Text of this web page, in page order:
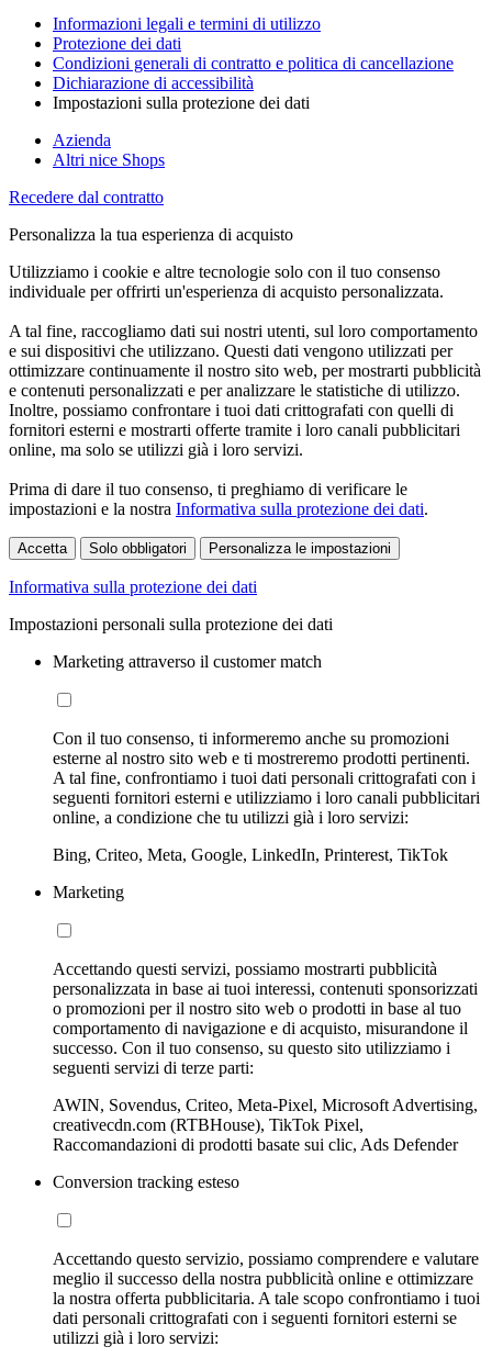
Informazioni legali e termini di utilizzo
Protezione dei dati
Condizioni generali di contratto e politica di cancellazione
Dichiarazione di accessibilità
Impostazioni sulla protezione dei dati
Azienda
Altri nice Shops
Recedere dal contratto
Personalizza la tua esperienza di acquisto
Utilizziamo i cookie e altre tecnologie solo con il tuo consenso
individuale per offrirti un'esperienza di acquisto personalizzata.
A tal fine, raccogliamo dati sui nostri utenti, sul loro comportamento
e sui dispositivi che utilizzano. Questi dati vengono utilizzati per
ottimizzare continuamente il nostro sito web, per mostrarti pubblicità
e contenuti personalizzati e per analizzare le statistiche di utilizzo.
Inoltre, possiamo confrontare i tuoi dati crittografati con quelli di
fornitori esterni e mostrarti offerte tramite i loro canali pubblicitari
online, ma solo se utilizzi già i loro servizi.
Prima di dare il tuo consenso, ti preghiamo di verificare le
impostazioni e la nostra Informativa sulla protezione dei dati.
Accetta Solo obbligatori Personalizza le impostazioni
Informativa sulla protezione dei dati
Impostazioni personali sulla protezione dei dati
Marketing attraverso il customer match
Con il tuo consenso, ti informeremo anche su promozioni
esterne al nostro sito web e ti mostreremo prodotti pertinenti.
A tal fine, confrontiamo i tuoi dati personali crittografati con i
seguenti fornitori esterni e utilizziamo i loro canali pubblicitari
online, a condizione che tu utilizzi già i loro servizi:
Bing, Criteo, Meta, Google, LinkedIn, Printerest, TikTok
Marketing
Accettando questi servizi, possiamo mostrarti pubblicità
personalizzata in base ai tuoi interessi, contenuti sponsorizzati
o promozioni per il nostro sito web o prodotti in base al tuo
comportamento di navigazione e di acquisto, misurandone il
successo. Con il tuo consenso, su questo sito utilizziamo i
seguenti servizi di terze parti:
AWIN, Sovendus, Criteo, Meta-Pixel, Microsoft Advertising,
creativecdn.com (RTBHouse), TikTok Pixel,
Raccomandazioni di prodotti basate sui clic, Ads Defender
Conversion tracking esteso
Accettando questo servizio, possiamo comprendere e valutare
meglio il successo della nostra pubblicità online e ottimizzare
la nostra offerta pubblicitaria. A tale scopo confrontiamo i tuoi
dati personali crittografati con i seguenti fornitori esterni se
utilizzi già i loro servizi: